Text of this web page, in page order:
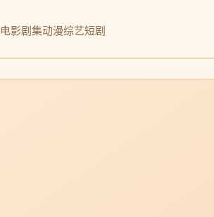
电影剧集动漫综艺短剧